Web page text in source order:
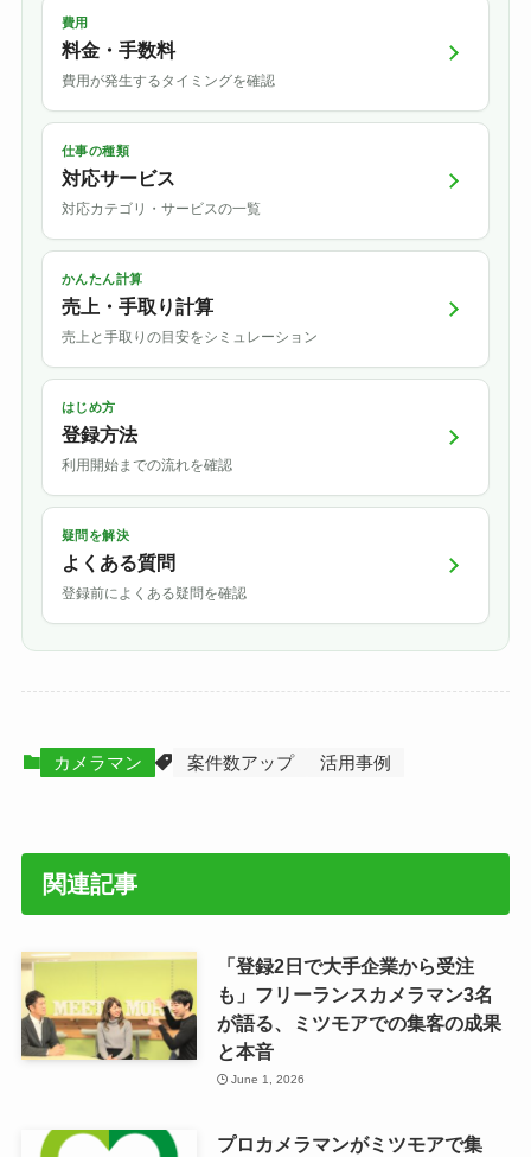
費用
料金・手数料
費用が発生するタイミングを確認
仕事の種類
対応サービス
対応カテゴリ・サービスの一覧
かんたん計算
売上・手取り計算
売上と手取りの目安をシミュレーション
はじめ方
登録方法
利用開始までの流れを確認
疑問を解決
よくある質問
登録前によくある疑問を確認
カメラマン 案件数アップ 活用事例
関連記事
「登録2日で大手企業から受注
も」フリーランスカメラマン3名
が語る、ミツモアでの集客の成果
と本音
June 1, 2026
プロカメラマンがミツモアで集